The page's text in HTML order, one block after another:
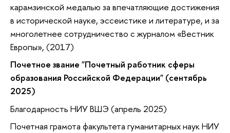
карамзинской медалью за впечатляющие достижения
в исторической науке, эссеистике и литературе, и за
многолетнее сотрудничество с журналом «Вестник
Европы», (2017)
Почетное звание "Почетный работник сферы
образования Российской Федерации" (сентябрь
2025)
Благодарность НИУ ВШЭ (апрель 2025)
Почетная грамота факультета гуманитарных наук НИУ